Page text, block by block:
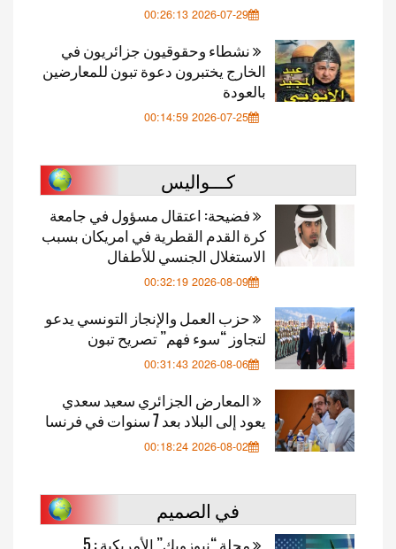
2026-07-29 00:26:13
نشطاء وحقوقيون جزائريون في
الخارج يختبرون دعوة تبون للمعارضين
بالعودة
2026-07-25 00:14:59
كـــواليس
فضيحة: اعتقال مسؤول في جامعة
كرة القدم القطرية في امريكان بسبب
الاستغلال الجنسي للأطفال
2026-08-09 00:32:19
حزب العمل والإنجاز التونسي يدعو
لتجاوز “سوء فهم” تصريح تبون
2026-08-06 00:31:43
المعارض الجزائري سعيد سعدي
يعود إلى البلاد بعد 7 سنوات في فرنسا
2026-08-02 00:18:24
في الصميم
مجلة “نيوزويك” الأمريكية : 5